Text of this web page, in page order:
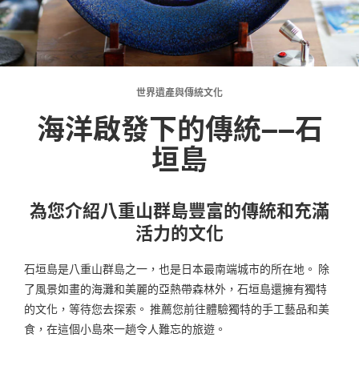
世界遺產與傳統文化
海洋啟發下的傳統——石
垣島
為您介紹八重山群島豐富的傳統和充滿
活力的文化
石垣島是八重山群島之一，也是日本最南端城市的所在地。 除
了風景如畫的海灘和美麗的亞熱帶森林外，石垣島還擁有獨特
的文化，等待您去探索。 推薦您前往體驗獨特的手工藝品和美
食，在這個小島來一趟令人難忘的旅遊。